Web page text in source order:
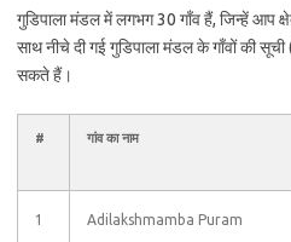
गुडिपाला मंडल में लगभग 30 गाँव हैं, जिन्हें आप
साथ नीचे दी गई गुडिपाला मंडल के गाँवों की
सकते हैं।
# गांव का नाम
1 Adilakshmamba Puram